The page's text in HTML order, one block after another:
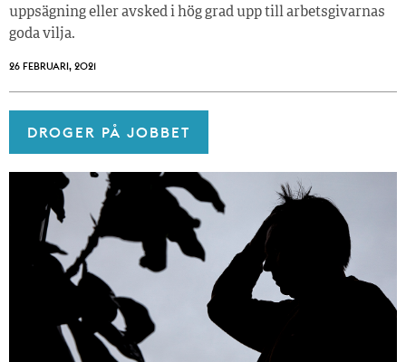
uppsägning eller avsked i hög grad upp till arbetsgivarnas
goda vilja.
26 FEBRUARI, 2021
DROGER PÅ JOBBET